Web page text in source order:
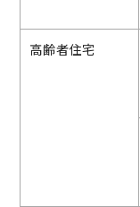
高齢者住宅